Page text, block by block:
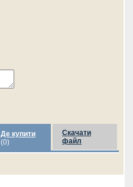
Де купити
(0)
Скачати
файл